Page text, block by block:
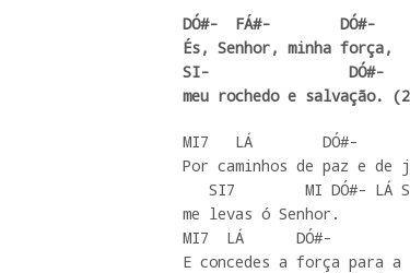
DÓ#-  FÁ#-        DÓ#-
És, Senhor, minha força,
SI-                DÓ#-
meu rochedo e salvação.
MI7   LÁ        DÓ#-
Por caminhos de paz e de
me levas ó Senhor.
MI7  LÁ      DÓ#-
E concedes a força para